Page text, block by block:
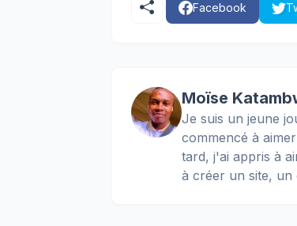
Facebook
Moïse
Je suis un jeune
commencé à
tard, j'ai appris à
à créer un site, un